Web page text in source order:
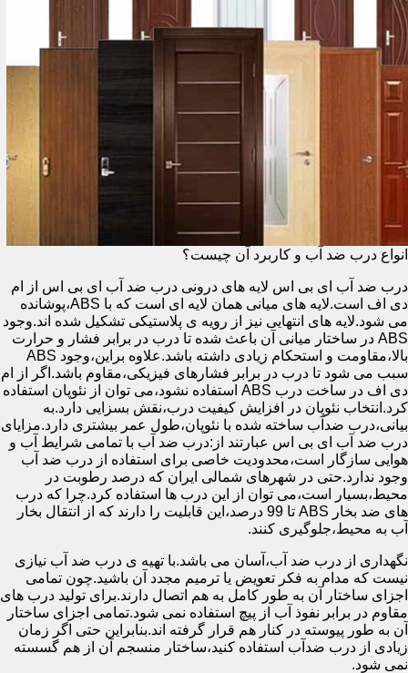
انواع درب ضد آب و کاربرد آن چیست؟
درب ضد آب ای بی اس لایه های درونی درب ضد آب ای بی اس از ام
دی اف است.لایه های میانی همان لایه ای است که با ABS،پوشانده
می شود.لایه های انتهایی نیز از رویه ی پلاستیکی تشکیل شده اند.وجود
ABS در ساختار میانی آن باعث شده تا درب در برابر فشار و حرارت
بالا،مقاومت و استحکام زیادی داشته باشد.علاوه براین،وجود ABS
سبب می شود تا درب در برابر فشارهای فیزیکی،مقاوم باشد.اگر از ام
دی اف در ساخت درب ABS استفاده نشود،می توان از نئوپان استفاده
کرد.انتخاب نئوپان در افزایش کیفیت درب،نقش بسزایی دارد.به
بیانی،درب ضدآب ساخته شده با نئوپان،طول عمر بیشتری دارد.مزایای
درب ضد آب ای بی اس عبارتند از:درب ضد آب با تمامی شرایط آب و
هوایی سازگار است،محدودیت خاصی برای استفاده از درب ضد آب
وجود ندارد.حتی در شهرهای شمالی ایران که درصد رطوبت در
محیط،بسیار است،می توان از این درب ها استفاده کرد.چرا که درب
های ضد بخار ABS تا 99 درصد،این قابلیت را دارند که از انتقال بخار
آب به محیط،جلوگیری کنند.
نگهداری از درب ضد آب،آسان می باشد.با تهیه ی درب ضد آب نیازی
نیست که مدام به فکر تعویض یا ترمیم مجدد آن باشید.چون تمامی
اجزای ساختار آن به طور کامل به هم اتصال دارند.برای تولید درب های
مقاوم در برابر نفوذ آب از پیچ استفاده نمی شود.تمامی اجزای ساختار
آن به طور پیوسته در کنار هم قرار گرفته اند.بنابراین حتی اگر زمان
زیادی از درب ضدآب استفاده کنید،ساختار منسجم آن از هم گسسته
نمی شود.